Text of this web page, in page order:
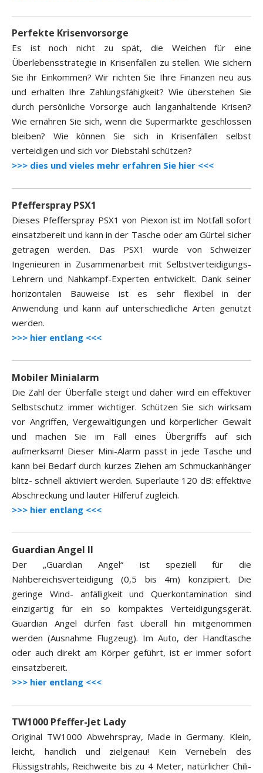
Perfekte Krisenvorsorge
Es ist noch nicht zu spät, die Weichen für eine
Überlebensstrategie in Krisenfällen zu stellen. Wie sichern
Sie ihr Einkommen? Wir richten Sie Ihre Finanzen neu aus
und erhalten Ihre Zahlungsfähigkeit? Wie überstehen Sie
durch persönliche Vorsorge auch langanhaltende Krisen?
Wie ernähren Sie sich, wenn die Supermärkte geschlossen
bleiben? Wie können Sie sich in Krisenfällen selbst
verteidigen und sich vor Diebstahl schützen?
>>> dies und vieles mehr erfahren Sie hier <<<
Pfefferspray PSX1
Dieses Pfefferspray PSX1 von Piexon ist im Notfall sofort
einsatzbereit und kann in der Tasche oder am Gürtel sicher
getragen werden. Das PSX1 wurde von Schweizer
Ingenieuren in Zusammenarbeit mit Selbstverteidigungs-
Lehrern und Nahkampf-Experten entwickelt. Dank seiner
horizontalen Bauweise ist es sehr flexibel in der
Anwendung und kann auf unterschiedliche Arten genutzt
werden.
>>> hier entlang <<<
Mobiler Minialarm
Die Zahl der Überfälle steigt und daher wird ein effektiver
Selbstschutz immer wichtiger. Schützen Sie sich wirksam
vor Angriffen, Vergewaltigungen und körperlicher Gewalt
und machen Sie im Fall eines Übergriffs auf sich
aufmerksam! Dieser Mini-Alarm passt in jede Tasche und
kann bei Bedarf durch kurzes Ziehen am Schmuckanhänger
blitz- schnell aktiviert werden. Superlaute 120 dB: effektive
Abschreckung und lauter Hilferuf zugleich.
>>> hier entlang <<<
Guardian Angel II
Der „Guardian Angel“ ist speziell für die
Nahbereichsverteidigung (0,5 bis 4m) konzipiert. Die
geringe Wind- anfälligkeit und Querkontamination sind
einzigartig für ein so kompaktes Verteidigungsgerät.
Guardian Angel dürfen fast überall hin mitgenommen
werden (Ausnahme Flugzeug). Im Auto, der Handtasche
oder auch direkt am Körper geführt, ist er immer sofort
einsatzbereit.
>>> hier entlang <<<
TW1000 Pfeffer-Jet Lady
Original TW1000 Abwehrspray, Made in Germany. Klein,
leicht, handlich und zielgenau! Kein Vernebeln des
Flüssigstrahls, Reichweite bis zu 4 Meter, natürlicher Chili-